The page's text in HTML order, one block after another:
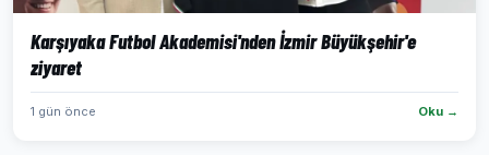
Karşıyaka Futbol Akademisi'nden İzmir Büyükşehir'e
ziyaret
1 gün önce Oku →